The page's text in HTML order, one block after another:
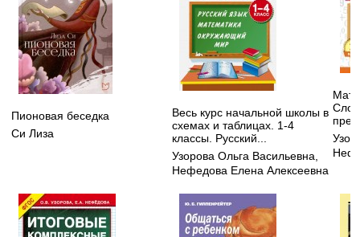
Пионовая беседка
Си Лиза
Весь курс начальной школы в
схемах и таблицах. 1-4
классы. Русский...
Узорова Ольга Васильевна,
Нефедова Елена Алексеевна